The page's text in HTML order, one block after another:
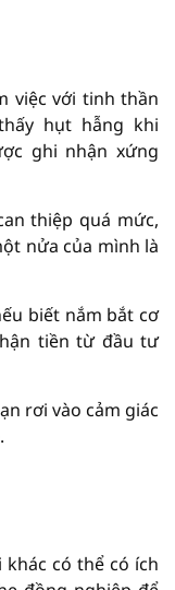
việc với tinh thần
hụt hẫng khi
ghi nhận xứng
thiệp quá mức,
nửa của mình là
biết nắm bắt cơ
tiền từ đầu tư
rơi vào cảm giác
có thể có ích